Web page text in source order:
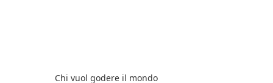
Chi vuol godere il mondo